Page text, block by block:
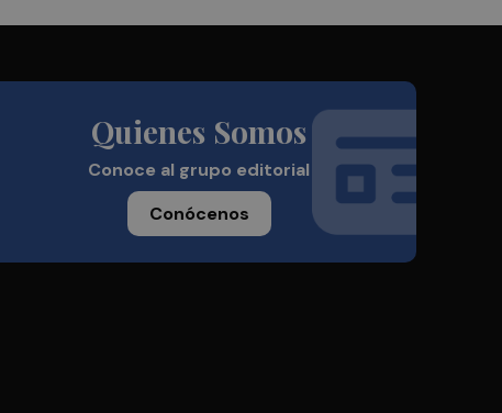
Quienes Somos
Conoce al grupo editorial
Conócenos